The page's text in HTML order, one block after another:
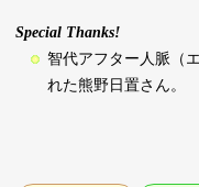
Special Thanks!
智代アフター人脈（
れた熊野日置さん。